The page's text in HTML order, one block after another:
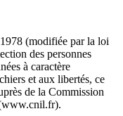
(modifiée par la loi
des personnes
à caractère
et aux libertés, ce
de la Commission